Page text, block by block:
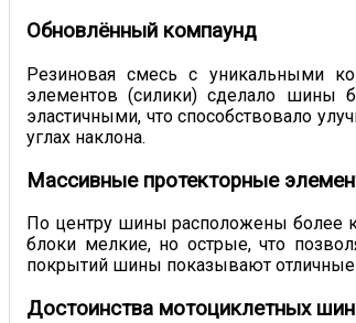
Обновлённый компаунд
Резиновая смесь с уникальными
элементов (силики) сделало шины
эластичными, что способствовало
углах наклона.
Массивные протекторные
По центру шины расположены более
блоки мелкие, но острые, что
покрытий шины показывают отличные
Достоинства мотоциклетных